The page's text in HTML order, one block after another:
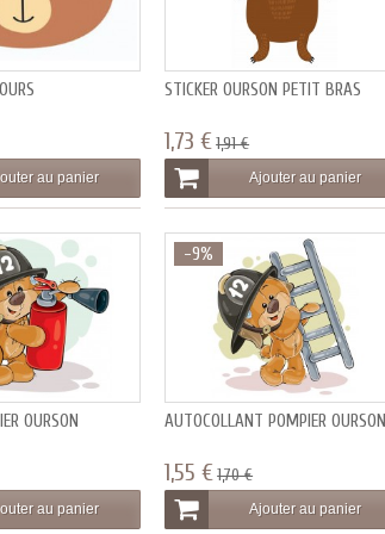
au panier
STICKER OURSON PETIT BRAS
1,73 €1,91 €
Ajouter au panier
OURSON
au panier
AUTOCOLLANT POMPIER OURSON
-9%
1,55 €1,70 €
Ajouter au panier